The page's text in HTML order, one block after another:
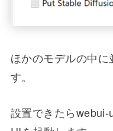
ほかのモデルの中
す。
設置できたら